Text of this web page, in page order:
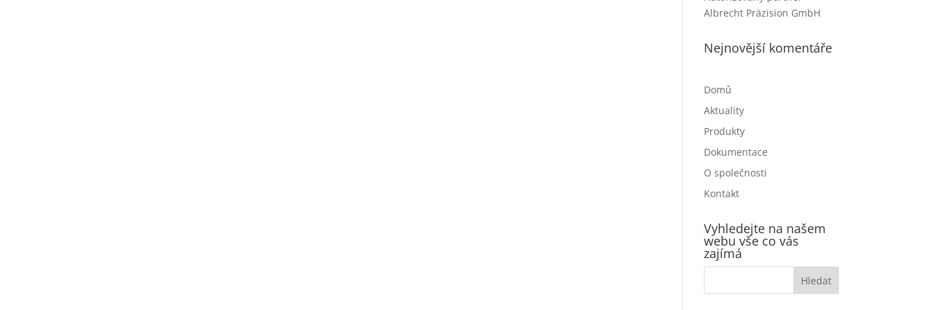
Albrecht Präzision GmbH
Nejnovější komentáře
Domů
Aktuality
Produkty
Dokumentace
O společnosti
Kontakt
Vyhledejte na našem
webu vše co vás
zajímá